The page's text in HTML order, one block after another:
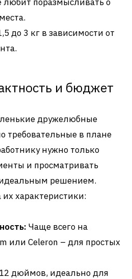
до 3 кг в зависимости от
и бюджет
дружелюбные
требовательные в плане
нужно только
и просматривать
решением.
характеристики:
Чаще всего на
или Celeron – для простых
дюймов, идеально для